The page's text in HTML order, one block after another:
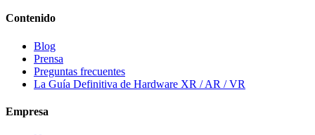
Contenido
Blog
Prensa
Preguntas frecuentes
La Guía Definitiva de Hardware XR / AR / VR
Empresa